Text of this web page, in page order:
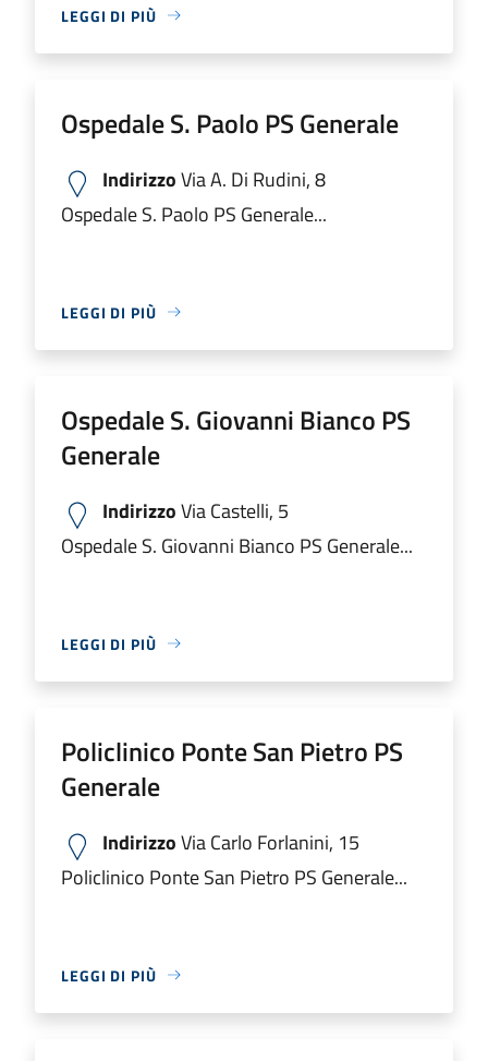
LEGGI DI PIÙ
Ospedale S. Paolo PS Generale
IndirizzoVia A. Di Rudini, 8
Ospedale S. Paolo PS Generale...
LEGGI DI PIÙ
Ospedale S. Giovanni Bianco PS
Generale
IndirizzoVia Castelli, 5
Ospedale S. Giovanni Bianco PS Generale...
LEGGI DI PIÙ
Policlinico Ponte San Pietro PS
Generale
IndirizzoVia Carlo Forlanini, 15
Policlinico Ponte San Pietro PS Generale...
LEGGI DI PIÙ